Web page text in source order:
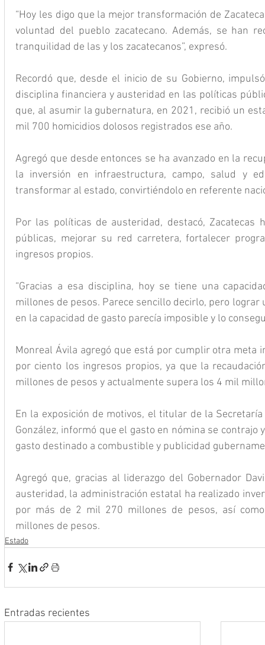
“Hoy les digo que la mejor transformación de
voluntad del pueblo zacatecano. Además, se han
tranquilidad de las y los zacatecanos”, expresó.
Recordó que, desde el inicio de su Gobierno,
disciplina financiera y austeridad en las políticas
que, al asumir la gubernatura, en 2021, recibió un
mil 700 homicidios dolosos registrados ese año.
Agregó que desde entonces se ha avanzado en la
la inversión en infraestructura, campo, salud y
transformar al estado, convirtiéndolo en referente
Por las políticas de austeridad, destacó, Zacatecas
públicas, mejorar su red carretera, fortalecer
ingresos propios.
“Gracias a esa disciplina, hoy se tiene una
millones de pesos. Parece sencillo decirlo, pero
en la capacidad de gasto parecía imposible y lo
Monreal Ávila agregó que está por cumplir otra meta
por ciento los ingresos propios, ya que la
millones de pesos y actualmente supera los 4 mil
En la exposición de motivos, el titular de la
González, informó que el gasto en nómina se contrajo
gasto destinado a combustible y publicidad
Agregó que, gracias al liderazgo del Gobernador
austeridad, la administración estatal ha realizado
por más de 2 mil 270 millones de pesos, así
millones de pesos.
Estado
Entradas recientes